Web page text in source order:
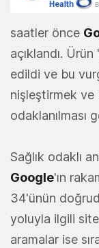
saatler önce
açıklandı.
edildi ve bu
nişleştirmek ve
odaklanılması
Sağlık odaklı
Google'ın
34'ünün
yoluyla ilgili
aramalar ise